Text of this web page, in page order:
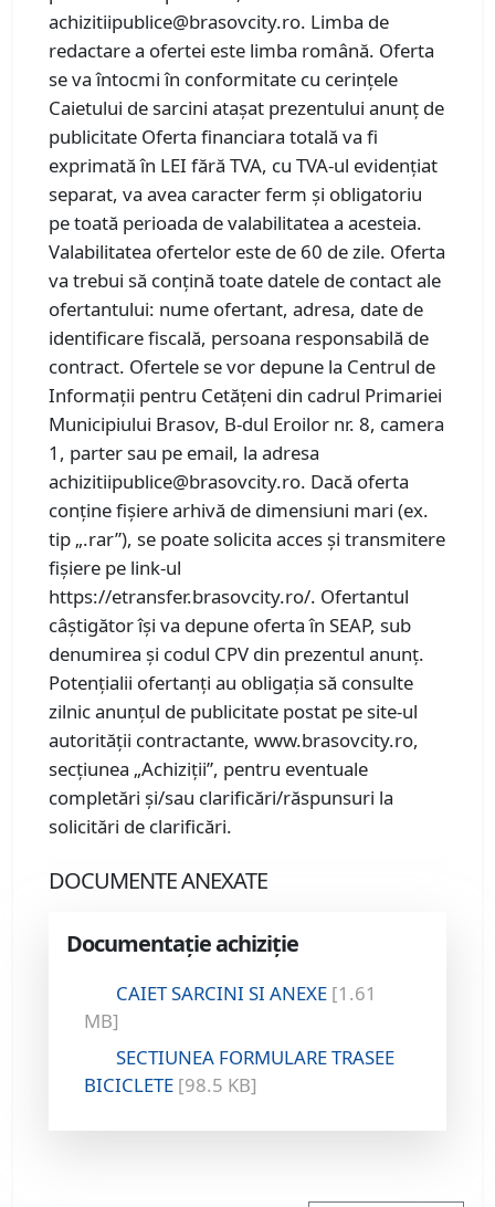
achizitiipublice@brasovcity.ro. Limba de
redactare a ofertei este limba română. Oferta
se va întocmi în conformitate cu cerințele
Caietului de sarcini atașat prezentului anunț de
publicitate Oferta financiara totală va fi
exprimată în LEI fără TVA, cu TVA-ul evidențiat
separat, va avea caracter ferm și obligatoriu
pe toată perioada de valabilitatea a acesteia.
Valabilitatea ofertelor este de 60 de zile. Oferta
va trebui să conțină toate datele de contact ale
ofertantului: nume ofertant, adresa, date de
identificare fiscală, persoana responsabilă de
contract. Ofertele se vor depune la Centrul de
Informații pentru Cetățeni din cadrul Primariei
Municipiului Brasov, B-dul Eroilor nr. 8, camera
1, parter sau pe email, la adresa
achizitiipublice@brasovcity.ro. Dacă oferta
conține fișiere arhivă de dimensiuni mari (ex.
tip „.rar”), se poate solicita acces și transmitere
fișiere pe link-ul
https://etransfer.brasovcity.ro/. Ofertantul
câștigător își va depune oferta în SEAP, sub
denumirea și codul CPV din prezentul anunț.
Potențialii ofertanți au obligația să consulte
zilnic anunțul de publicitate postat pe site-ul
autorității contractante, www.brasovcity.ro,
secțiunea „Achiziții”, pentru eventuale
completări și/sau clarificări/răspunsuri la
solicitări de clarificări.
DOCUMENTE ANEXATE
Documentație achiziție
CAIET SARCINI SI ANEXE [1.61
MB]
SECTIUNEA FORMULARE TRASEE
BICICLETE [98.5 KB]